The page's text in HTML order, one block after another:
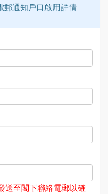
郵通知戶口啟用詳情
送至閣下聯絡電郵以確